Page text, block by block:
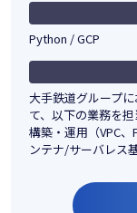
Python / GCP
大手鉄道グループ
て、以下の業務を
構築・運用（VPC
ンテナ/サーバレス